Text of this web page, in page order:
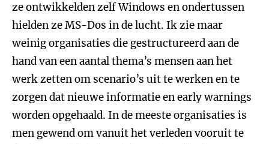
ze ontwikkelden zelf Windows en ondertussen
hielden ze MS-Dos in de lucht. Ik zie maar
weinig organisaties die gestructureerd aan de
hand van een aantal thema’s mensen aan het
werk zetten om scenario’s uit te werken en te
zorgen dat nieuwe informatie en early warnings
worden opgehaald. In de meeste organisaties is
men gewend om vanuit het verleden vooruit te